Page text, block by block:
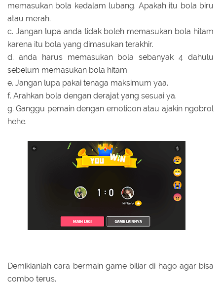
memasukan bola kedalam lubang. Apakah itu bola biru
atau merah.
c. Jangan lupa anda tidak boleh memasukan bola hitam
karena itu bola yang dimasukan terakhir.
d. anda harus memasukan bola sebanyak 4 dahulu
sebelum memasukan bola hitam.
e. Jangan lupa pakai tenaga maksimum yaa.
f. Arahkan bola dengan derajat yang sesuai ya.
g. Ganggu pemain dengan emoticon atau ajakin ngobrol
hehe.
Demikianlah cara bermain game biliar di hago agar bisa
combo terus.